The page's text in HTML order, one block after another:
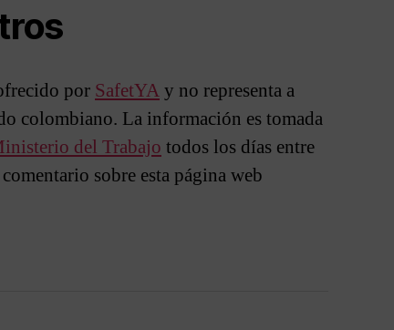
por SafetYAy no representa a
colombiano. La información es tomada
del Trabajo todos los días entre
sobre esta página web